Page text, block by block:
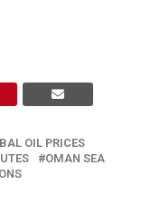
OIL PRICES
OMAN SEA